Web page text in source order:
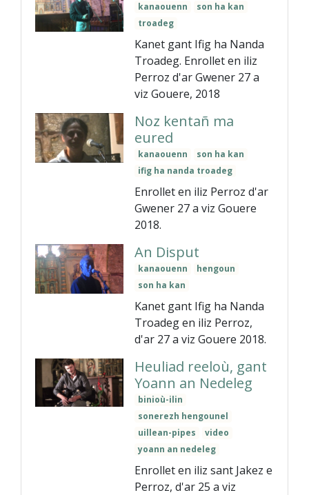
kanaouenn
son ha kan
troadeg
Kanet gant Ifig ha Nanda
Troadeg. Enrollet en iliz
Perroz d'ar Gwener 27 a
viz Gouere, 2018
Noz kentañ ma
eured
kanaouenn
son ha kan
ifig ha nanda troadeg
Enrollet en iliz Perroz d'ar
Gwener 27 a viz Gouere
2018.
An Disput
kanaouenn
hengoun
son ha kan
Kanet gant Ifig ha Nanda
Troadeg en iliz Perroz,
d'ar 27 a viz Gouere 2018.
Heuliad reeloù, gant
Yoann an Nedeleg
binioù-ilin
sonerezh hengounel
uillean-pipes
video
yoann an nedeleg
Enrollet en iliz sant Jakez e
Perroz, d'ar 25 a viz